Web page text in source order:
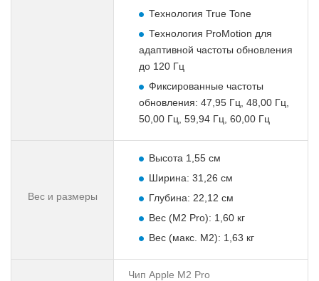
Технология True Tone
Технология ProMotion для
адаптивной частоты обновления
до 120 Гц
Фиксированные частоты
обновления: 47,95 Гц, 48,00 Гц,
50,00 Гц, 59,94 Гц, 60,00 Гц
Вес и размеры
Высота 1,55 см
Ширина: 31,26 см
Глубина: 22,12 см
Вес (M2 Pro): 1,60 кг
Вес (макс. M2): 1,63 кг
Чип Apple M2 Pro